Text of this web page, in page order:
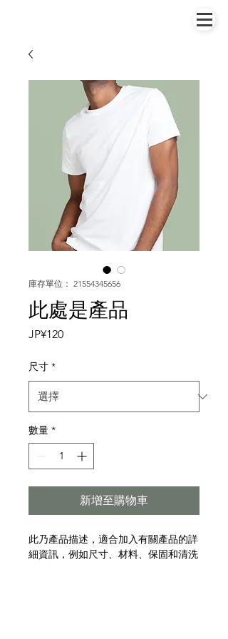
庫存單位： 21554345656
此處是產品
JP¥120價
尺寸 *
數量 *
新增至購物車
此乃產品描述，適合加入有關產品的詳
細資訊，例如尺寸、材料、保固和清洗